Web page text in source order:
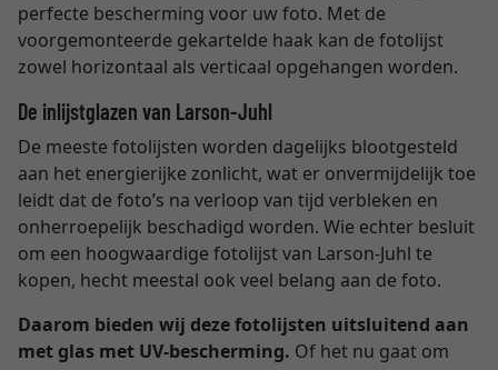
perfecte bescherming voor uw foto. Met de
voorgemonteerde gekartelde haak kan de fotolijst
zowel horizontaal als verticaal opgehangen worden.
De inlijstglazen van Larson-Juhl
De meeste fotolijsten worden dagelijks blootgesteld
aan het energierijke zonlicht, wat er onvermijdelijk toe
leidt dat de foto’s na verloop van tijd verbleken en
onherroepelijk beschadigd worden. Wie echter besluit
om een hoogwaardige fotolijst van Larson-Juhl te
kopen, hecht meestal ook veel belang aan de foto.
Daarom bieden wij deze fotolijsten uitsluitend aan
met glas met UV-bescherming. Of het nu gaat om